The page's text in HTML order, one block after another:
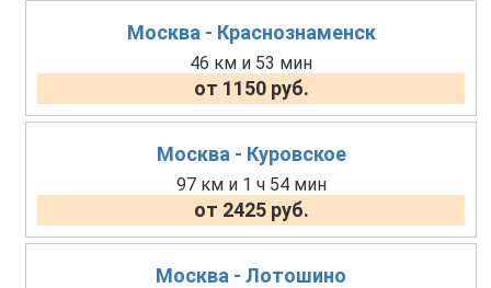
Москва - Краснознаменск
46 км и 53 мин
от 1150 руб.
Москва - Куровское
97 км и 1 ч 54 мин
от 2425 руб.
Москва - Лотошино